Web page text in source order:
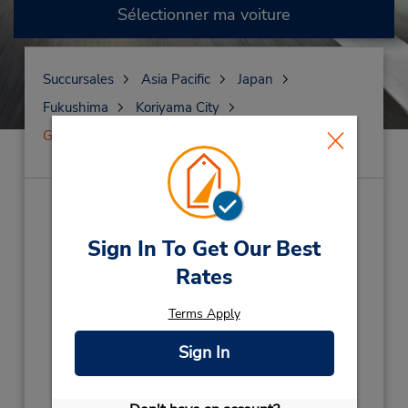
Sign In To Get Our Best
Rates
Terms Apply
Sign In
Sélectionner ma voiture
Succursales Asia Pacific
Japan
Fukushima
Koriyama City
Gare de Koriyama
Gare de Koriyama(K5Y)
Adresse :
2-1-37 Houhaccho,
Japan
0120 825 310